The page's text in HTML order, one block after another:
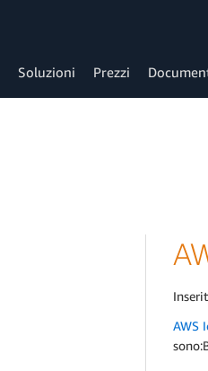
Soluzioni Prezzi
AWS